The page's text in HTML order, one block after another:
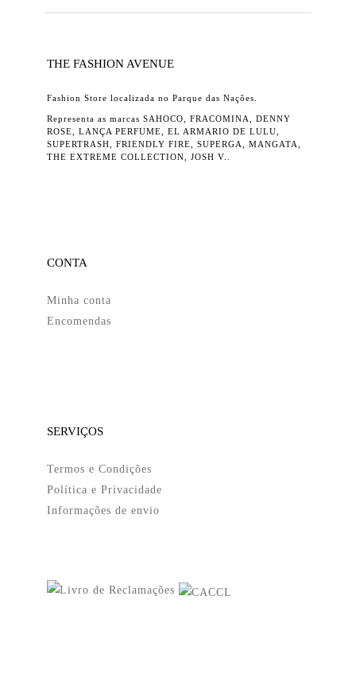
THE FASHION AVENUE
Fashion Store localizada no Parque das Nações.
Representa as marcas SAHOCO, FRACOMINA, DENNY
ROSE, LANÇA PERFUME, EL ARMARIO DE LULU,
SUPERTRASH, FRIENDLY FIRE, SUPERGA, MANGATA,
THE EXTREME COLLECTION, JOSH V..
CONTA
Minha conta
Encomendas
SERVIÇOS
Termos e Condições
Política e Privacidade
Informações de envio